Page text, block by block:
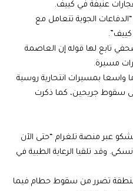
عنيفة في كييف.
الجوية تتعامل مع
تابع لها قوله إن العاصمة
مسيرة.
واسعا بمسيرات انتحارية روسية
سقوط جريحين، كما ذكرت
عبر منصة تلغرام “حتى الآن
وقد تلقيا الرعاية الطبية في
تضرر من سقوط حطام فيما